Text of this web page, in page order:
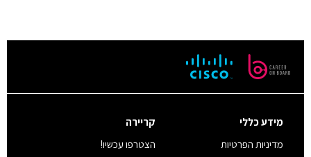
מידע כללי
מדיניות הפרטיות
קריירה
הצטרפו עכשיו!